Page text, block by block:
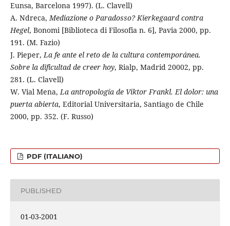
Eunsa, Barcelona 1997). (L. Clavell)
A. Ndreca,Mediazione o Paradosso? Kierkegaard contra
Hegel, Bonomi [Biblioteca di Filosofia n. 6], Pavia 2000, pp.
191. (M. Fazio)
J. Pieper, La fe ante el reto de la cultura contemporánea.
Sobre la dificultad de creer hoy, Rialp, Madrid 20002, pp.
281. (L. Clavell)
W. Vial Mena,La antropología de Viktor Frankl. El dolor: una
puerta abierta, Editorial Universitaria, Santiago de Chile
2000, pp. 352. (F. Russo)
PDF (ITALIANO)
PUBLISHED
01-03-2001